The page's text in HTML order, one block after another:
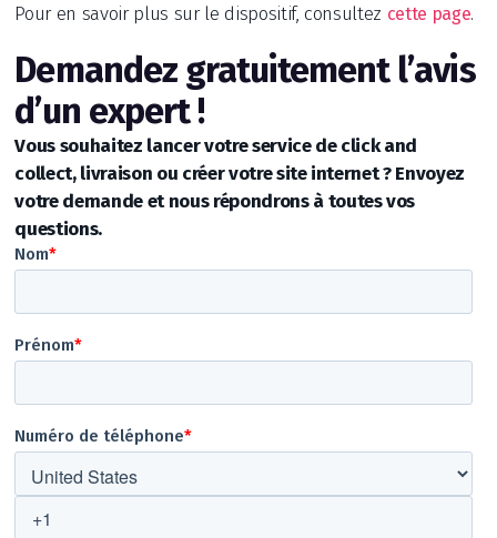
Pour en savoir plus sur le dispositif, consultez cette page.
Demandez gratuitement l’avis
d’un expert !
Vous souhaitez lancer votre service de click and
collect, livraison ou créer votre site internet ? Envoyez
votre demande et nous répondrons à toutes vos
questions.